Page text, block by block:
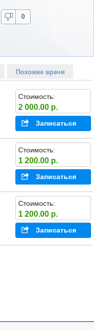
0
Похожие врачи
Стоимость:
2 000.00 р.
Записаться
Стоимость:
1 200.00 р.
Записаться
Стоимость:
1 200.00 р.
Записаться